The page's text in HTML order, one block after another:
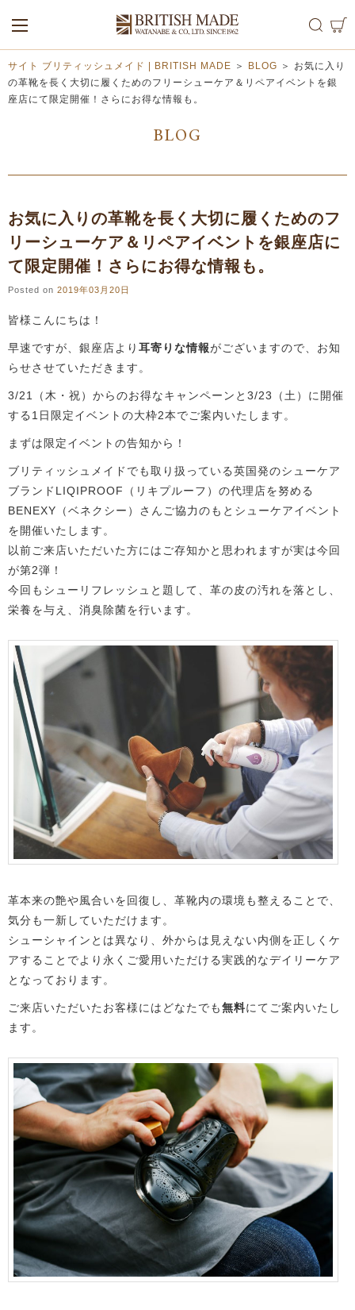
ALL MEN
WOMEN
サイト ブリティッシュメイド | BRITISH MADE ＞ BLOG ＞ お気に入り
の革靴を長く大切に履くためのフリーシューケア＆リペアイベントを銀
座店にて限定開催！さらにお得な情報も。
BLOG
お気に入りの革靴を長く大切に履くためのフ
リーシューケア＆リペアイベントを銀座店に
て限定開催！さらにお得な情報も。
Posted on 2019年03月20日
皆様こんにちは！
早速ですが、銀座店より 耳寄りな情報がございますので、お知
らせさせていただきます。
3/21（木・祝）からのお得なキャンペーンと3/23（土）に開催
する1日限定イベントの大枠2本でご案内いたします。
まずは限定イベントの告知から！
ブリティッシュメイドでも取り扱っている英国発のシューケア
ブランドLIQIPROOF（リキプルーフ）の代理店を努める
BENEXY（ベネクシー）さんご協力のもとシューケアイベント
を開催いたします。
以前ご来店いただいた方にはご存知かと思われますが実は今回
が第2弾！
今回もシューリフレッシュと題して、革の皮の汚れを落とし、
栄養を与え、消臭除菌を行います。
革本来の艶や風合いを回復し、革靴内の環境も整えることで、
気分も一新していただけます。
シューシャインとは異なり、外からは見えない内側を正しくケ
アすることでより永くご愛用いただける実践的なデイリーケア
となっております。
ご来店いただいたお客様にはどなたでも無料にてご案内いたし
ます。